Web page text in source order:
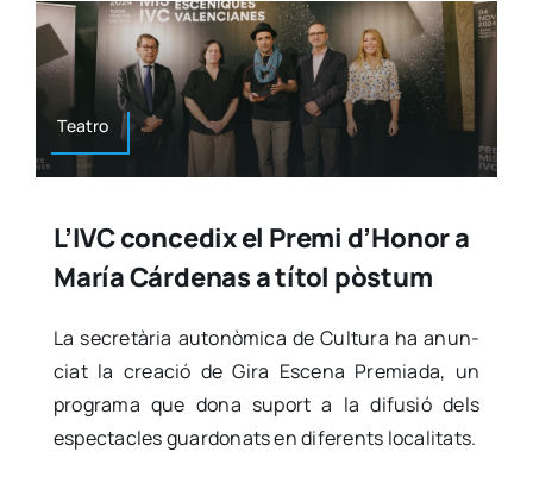
Tea­tro
L’IVC concedix el Premi d’Honor a
María Cárdenas a títol pòstum
La secre­tà­ria auto­nò­mi­ca de Cul­tu­ra ha anun­
ciat la crea­ció de Gira Esce­na Pre­mia­da, un
pro­gra­ma que dona suport a la difu­sió dels
espec­ta­cles guar­do­nats en dife­rents loca­li­tats.